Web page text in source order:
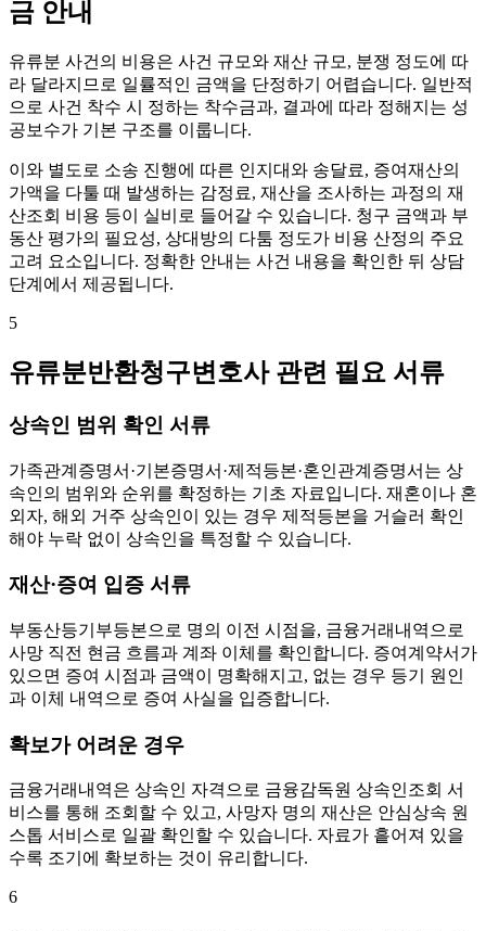
금 안내
유류분 사건의 비용은 사건 규모와 재산 규모, 분쟁 정도에 따
라 달라지므로 일률적인 금액을 단정하기 어렵습니다. 일반적
으로 사건 착수 시 정하는 착수금과, 결과에 따라 정해지는 성
공보수가 기본 구조를 이룹니다.
이와 별도로 소송 진행에 따른 인지대와 송달료, 증여재산의
가액을 다툴 때 발생하는 감정료, 재산을 조사하는 과정의 재
산조회 비용 등이 실비로 들어갈 수 있습니다. 청구 금액과 부
동산 평가의 필요성, 상대방의 다툼 정도가 비용 산정의 주요
고려 요소입니다. 정확한 안내는 사건 내용을 확인한 뒤 상담
단계에서 제공됩니다.
5
유류분반환청구변호사 관련 필요 서류
상속인 범위 확인 서류
가족관계증명서·기본증명서·제적등본·혼인관계증명서는 상
속인의 범위와 순위를 확정하는 기초 자료입니다. 재혼이나 혼
외자, 해외 거주 상속인이 있는 경우 제적등본을 거슬러 확인
해야 누락 없이 상속인을 특정할 수 있습니다.
재산·증여 입증 서류
부동산등기부등본으로 명의 이전 시점을, 금융거래내역으로
사망 직전 현금 흐름과 계좌 이체를 확인합니다. 증여계약서가
있으면 증여 시점과 금액이 명확해지고, 없는 경우 등기 원인
과 이체 내역으로 증여 사실을 입증합니다.
확보가 어려운 경우
금융거래내역은 상속인 자격으로 금융감독원 상속인조회 서
비스를 통해 조회할 수 있고, 사망자 명의 재산은 안심상속 원
스톱 서비스로 일괄 확인할 수 있습니다. 자료가 흩어져 있을
수록 조기에 확보하는 것이 유리합니다.
6